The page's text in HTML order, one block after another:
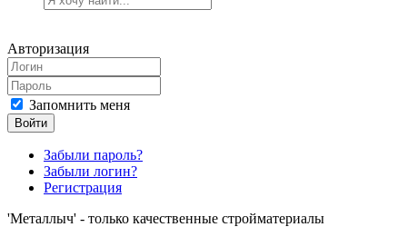
Авторизация
Запомнить меня
Войти
Забыли пароль?
Забыли логин?
Регистрация
'Металлыч' - только качественные стройматериалы